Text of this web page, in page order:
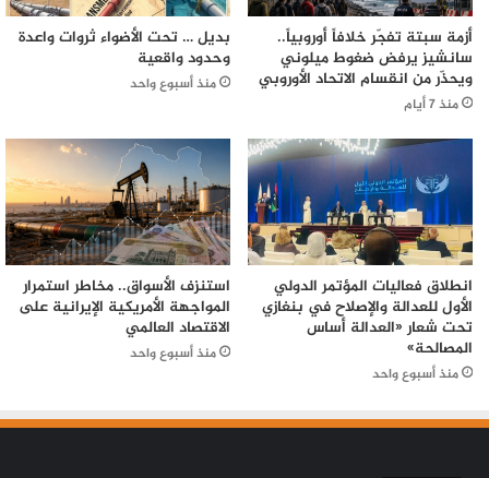
أزمة سبتة تفجّر خلافاً أوروبياً..
سانشيز يرفض ضغوط ميلوني
ويحذّر من انقسام الاتحاد الأوروبي
منذ 7 أيام
بديل … تحت الأضواء ثروات واعدة
وحدود واقعية
منذ أسبوع واحد
انطلاق فعاليات المؤتمر الدولي
الأول للعدالة والإصلاح في بنغازي
تحت شعار «العدالة أساس
المصالحة»
منذ أسبوع واحد
استنزف الأسواق.. مخاطر استمرار
المواجهة الأمريكية الإيرانية على
الاقتصاد العالمي
منذ أسبوع واحد